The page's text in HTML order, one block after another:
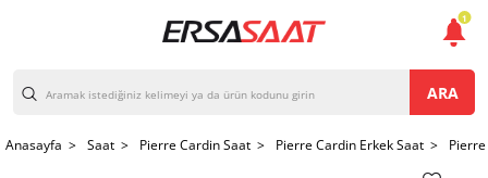
ARA
Anasayfa > Saat > Pierre Cardin Saat > Pierre Cardin Erkek Saat >
1